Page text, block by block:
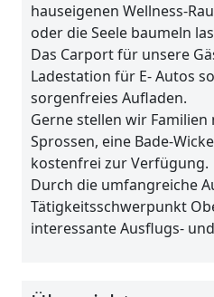
hauseigenen Wellness-
oder die Seele baumeln
Das Carport für unsere
Ladestation für E- Autos
sorgenfreies Aufladen.
Gerne stellen wir
Sprossen, eine Bade-
kostenfrei zur Verfügung.
Durch die umfangreiche
Tätigkeitsschwerpunkt
interessante Ausflugs-